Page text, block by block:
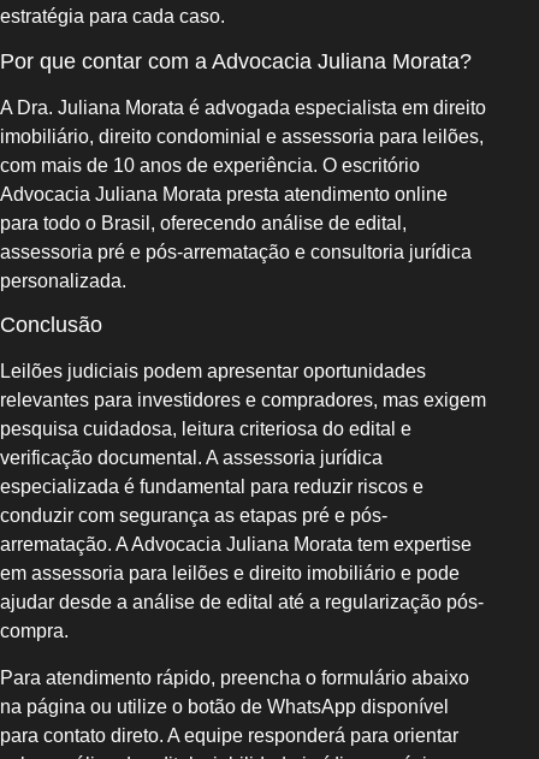
estratégia para cada caso.
Por que contar com a Advocacia Juliana Morata?
A Dra. Juliana Morata é advogada especialista em direito
imobiliário, direito condominial e assessoria para leilões,
com mais de 10 anos de experiência. O escritório
Advocacia Juliana Morata presta atendimento online
para todo o Brasil, oferecendo análise de edital,
assessoria pré e pós-arrematação e consultoria jurídica
personalizada.
Conclusão
Leilões judiciais podem apresentar oportunidades
relevantes para investidores e compradores, mas exigem
pesquisa cuidadosa, leitura criteriosa do edital e
verificação documental. A assessoria jurídica
especializada é fundamental para reduzir riscos e
conduzir com segurança as etapas pré e pós-
arrematação. A Advocacia Juliana Morata tem expertise
em assessoria para leilões e direito imobiliário e pode
ajudar desde a análise de edital até a regularização pós-
compra.
Para atendimento rápido, preencha o formulário abaixo
na página ou utilize o botão de WhatsApp disponível
para contato direto. A equipe responderá para orientar